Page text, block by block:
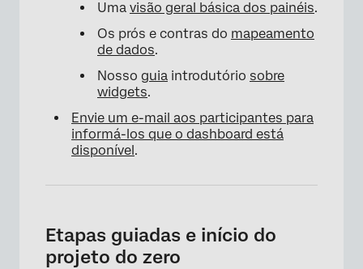
Uma visão geral básica dos painéis.
Os prós e contras do mapeamento
de dados.
Nosso guia introdutório sobre
widgets.
Envie um e-mail aos participantes para
informá-los que o dashboard está
disponível.
Etapas guiadas e início do
projeto do zero